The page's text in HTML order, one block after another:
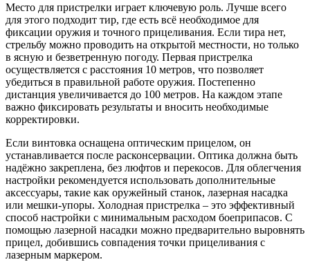
Место для пристрелки играет ключевую роль. Лучше всего
для этого подходит тир, где есть всё необходимое для
фиксации оружия и точного прицеливания. Если тира нет,
стрельбу можно проводить на открытой местности, но только
в ясную и безветренную погоду. Первая пристрелка
осуществляется с расстояния 10 метров, что позволяет
убедиться в правильной работе оружия. Постепенно
дистанция увеличивается до 100 метров. На каждом этапе
важно фиксировать результаты и вносить необходимые
корректировки.
Если винтовка оснащена оптическим прицелом, он
устанавливается после расконсервации. Оптика должна быть
надёжно закреплена, без люфтов и перекосов. Для облегчения
настройки рекомендуется использовать дополнительные
аксессуары, такие как оружейный станок, лазерная насадка
или мешки-упоры. Холодная пристрелка – это эффективный
способ настройки с минимальным расходом боеприпасов. С
помощью лазерной насадки можно предварительно выровнять
прицел, добившись совпадения точки прицеливания с
лазерным маркером.